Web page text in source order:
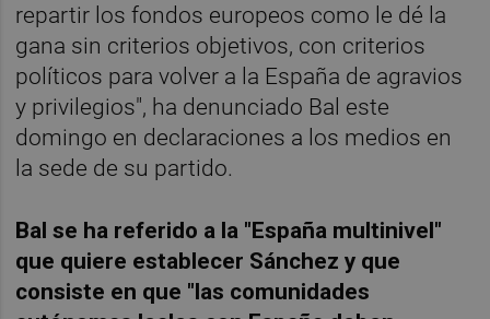
repartir los fondos europeos como le dé la
gana sin criterios objetivos, con criterios
políticos para volver a la España de agravios
y privilegios", ha denunciado Bal este
domingo en declaraciones a los medios en
la sede de su partido.
Bal se ha referido a la "España multinivel"
que quiere establecer Sánchez y que
consiste en que "las comunidades